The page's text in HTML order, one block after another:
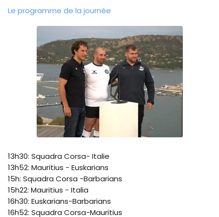
Le programme de la journée
13h30: Squadra Corsa- Italie
13h52: Mauritius - Euskarians
15h: Squadra Corsa -Barbarians
15h22: Mauritius - Italia
16h30: Euskarians-Barbarians
16h52: Squadra Corsa-Mauritius